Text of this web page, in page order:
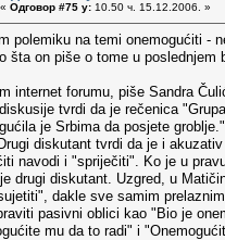
« Одговор #75 у: 10.50 ч. 15.12.2006. »
polemiku na temi onemogućiti -
šta on piše o tome u poslednjem
internet forumu, piše Sandra
tvrdi da je rečenica
je Srbima da posjete
diskutant tvrdi da je i
navodi i "spriječiti". Ko je u
drugi diskutant. Uzgred, u
dakle sve samim
pasivni oblici kao "Bio je
mu da to radi" i